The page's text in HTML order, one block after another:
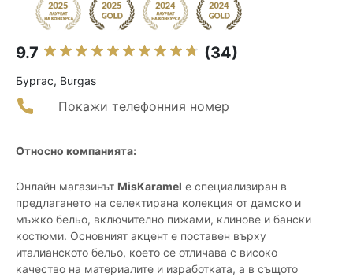
9.7 (34)
Бургас, Burgas
Покажи телефонния номер
Относно компанията:
Онлайн магазинът MisKaramel е специализиран в
предлагането на селектирана колекция от дамско и
мъжко бельо, включително пижами, клинове и бански
костюми. Основният акцент е поставен върху
италианското бельо, което се отличава с високо
качество на материалите и изработката, а в същото